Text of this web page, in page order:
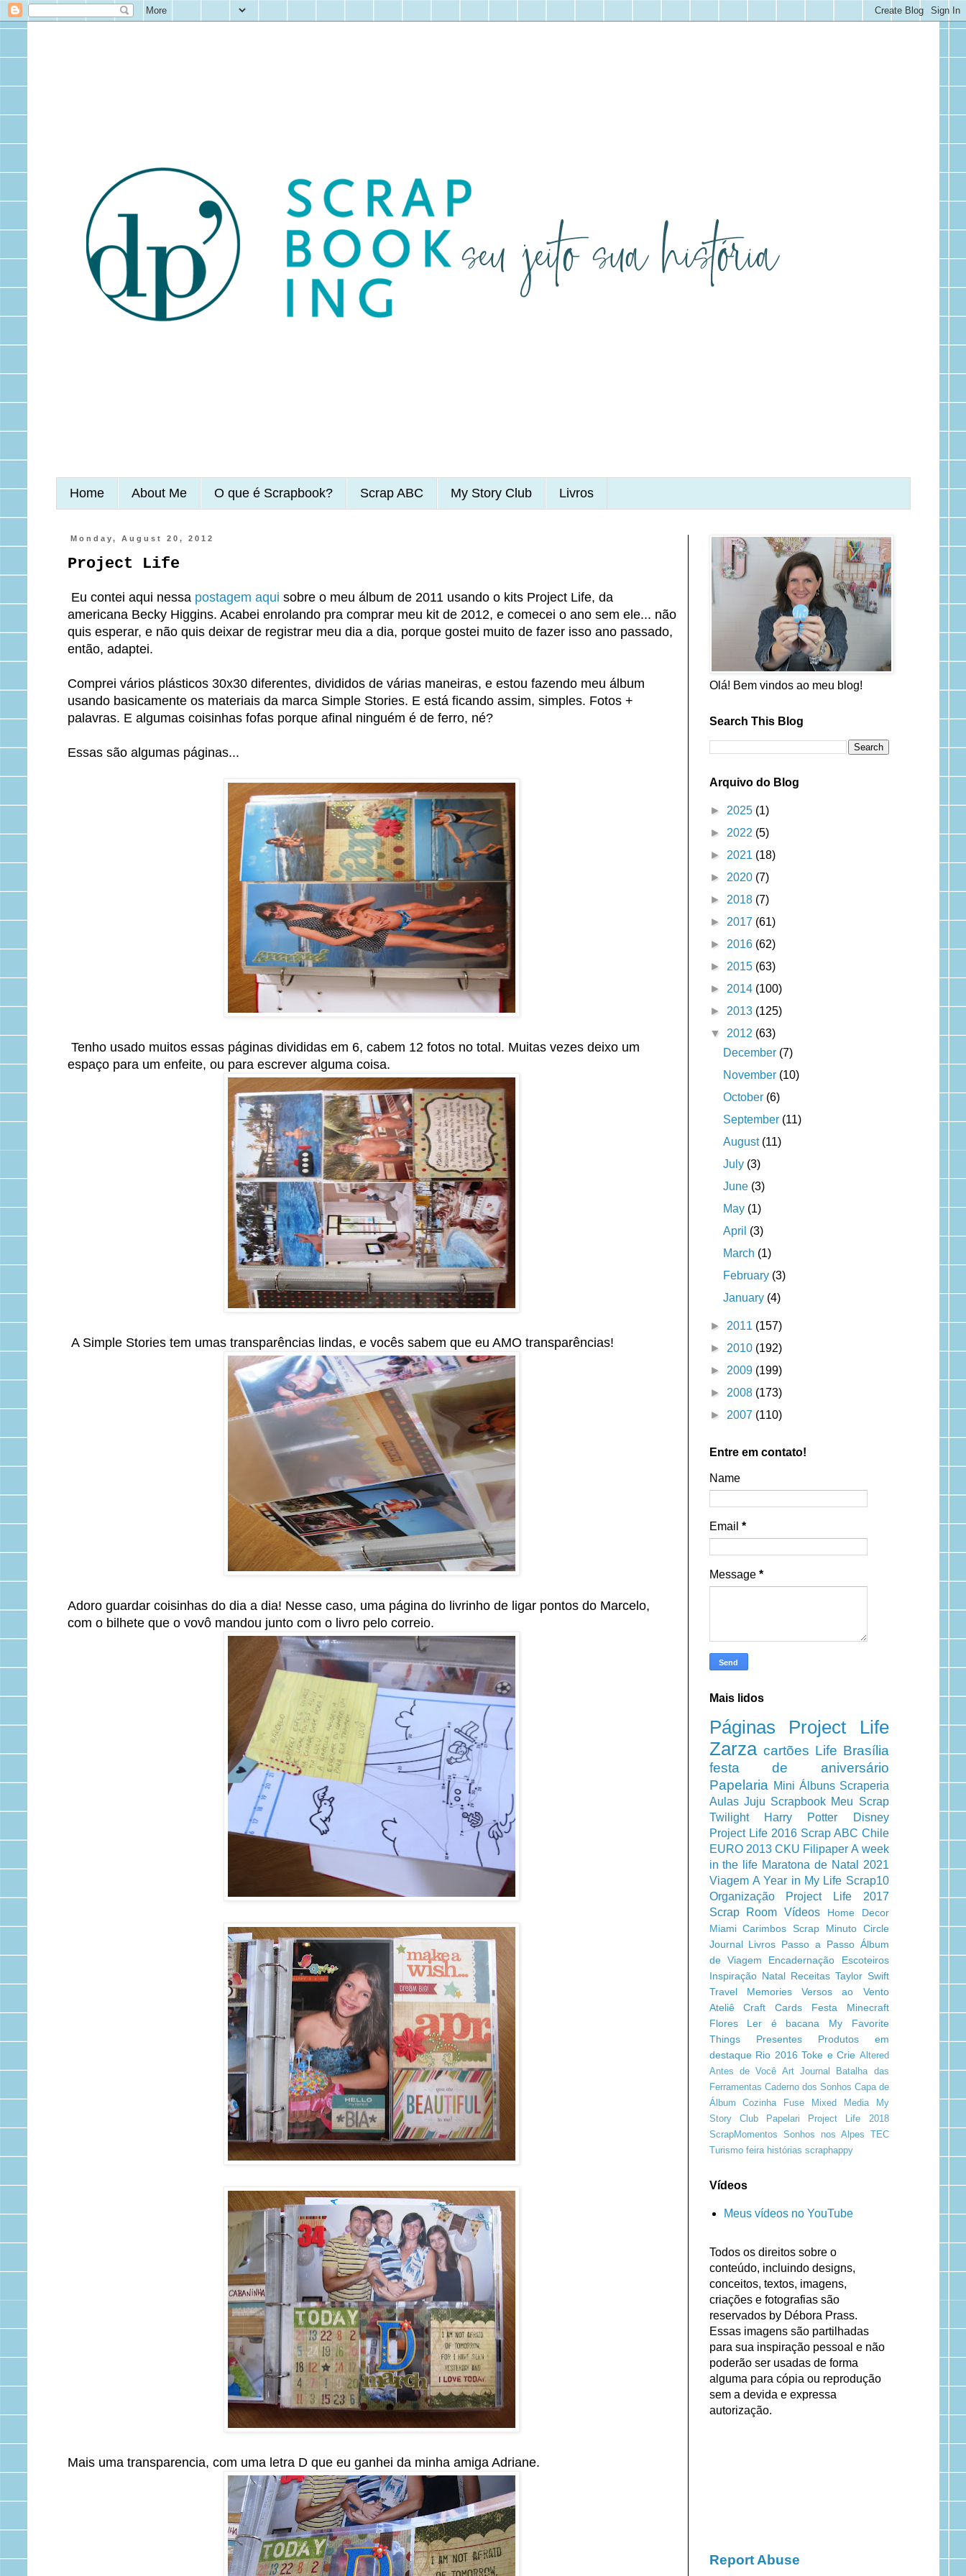
Home About Me O que é Scrapbook? Scrap ABC My Story Club Livros
Monday, August 20, 2012
Project Life
Eu contei aqui nessa postagem aqui sobre o meu álbum de 2011 usando o kits Project Life, da
americana Becky Higgins. Acabei enrolando pra comprar meu kit de 2012, e comecei o ano sem ele... não
quis esperar, e não quis deixar de registrar meu dia a dia, porque gostei muito de fazer isso ano passado,
então, adaptei.
Comprei vários plásticos 30x30 diferentes, divididos de várias maneiras, e estou fazendo meu álbum
usando basicamente os materiais da marca Simple Stories. E está ficando assim, simples. Fotos +
palavras. E algumas coisinhas fofas porque afinal ninguém é de ferro, né?
Essas são algumas páginas...
Tenho usado muitos essas páginas divididas em 6, cabem 12 fotos no total. Muitas vezes deixo um
espaço para um enfeite, ou para escrever alguma coisa.
A Simple Stories tem umas transparências lindas, e vocês sabem que eu AMO transparências!
Adoro guardar coisinhas do dia a dia! Nesse caso, uma página do livrinho de ligar pontos do Marcelo,
com o bilhete que o vovô mandou junto com o livro pelo correio.
Mais uma transparencia, com uma letra D que eu ganhei da minha amiga Adriane.
Olá! Bem vindos ao meu blog!
Search This Blog
Arquivo do Blog
► 2025 (1)
► 2022 (5)
► 2021 (18)
► 2020 (7)
► 2018 (7)
► 2017 (61)
► 2016 (62)
► 2015 (63)
► 2014 (100)
► 2013 (125)
▼ 2012 (63)
December (7)
November (10)
October (6)
September (11)
August (11)
July (3)
June (3)
May (1)
April (3)
March (1)
February (3)
January (4)
► 2011 (157)
► 2010 (192)
► 2009 (199)
► 2008 (173)
► 2007 (110)
Entre em contato!
Name
Email *
Message *
Mais lidos
Páginas
Project Life
Zarza cartões Life Brasília
festa de aniversário
Papelaria Mini Álbuns Scraperia
Aulas Juju Scrapbook Meu Scrap
Twilight
Harry Potter
Disney
Project Life 2016 Scrap ABC Chile
EURO 2013 CKU Filipaper A week
in the life Maratona de Natal 2021
Viagem A Year in My Life Scrap10
Organização
Project Life 2017
Scrap Room Vídeos
Home Decor
Miami Carimbos Scrap Minuto Circle
Journal Livros Passo a Passo Álbum
de Viagem
Encadernação
Escoteiros
Inspiração Natal Receitas Taylor Swift
Travel Memories
Versos ao Vento
Ateliê Craft
Cards
Festa Minecraft
Flores
Ler é bacana
My Favorite
Things
Presentes
Produtos em
destaque Rio 2016 Toke e Crie Altered
Antes de Você Art Journal
Batalha das
Ferramentas Caderno dos Sonhos Capa de
Álbum
Cozinha Fuse Mixed Media
My
Story Club
Papelari
Project Life 2018
ScrapMomentos Sonhos nos Alpes TEC
Turismo feira histórias scraphappy
Vídeos
Meus vídeos no YouTube
Todos os direitos sobre o
conteúdo, incluindo designs,
conceitos, textos, imagens,
criações e fotografias são
reservados by Débora Prass.
Essas imagens são partilhadas
para sua inspiração pessoal e não
poderão ser usadas de forma
alguma para cópia ou reprodução
sem a devida e expressa
autorização.
Report Abuse